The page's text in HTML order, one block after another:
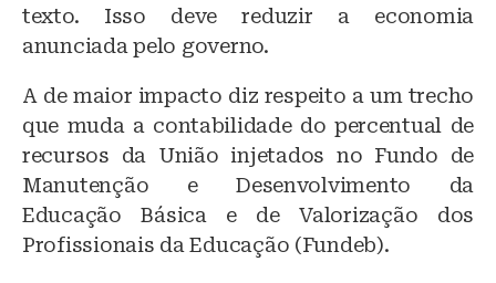
texto. Isso deve reduzir a economia
anunciada pelo governo.
A de maior impacto diz respeito a um trecho
que muda a contabilidade do percentual de
recursos da União injetados no Fundo de
Manutenção e Desenvolvimento da
Educação Básica e de Valorização dos
Profissionais da Educação (Fundeb).